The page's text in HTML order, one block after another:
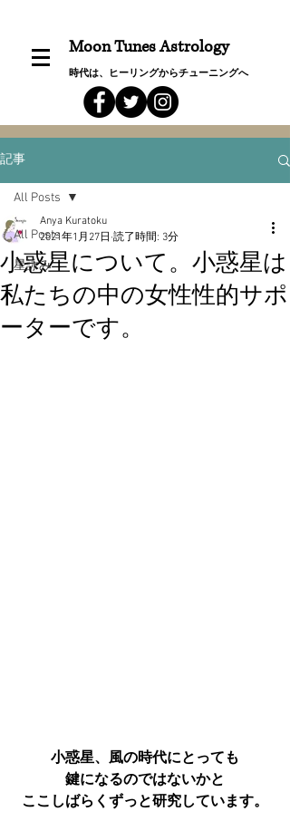
Moon Tunes Astrology
時代は、ヒーリングからチューニングへ
記事
All Posts
星詠み
All Posts
小惑星について。小惑星は
私たちの中の女性性的サポ
ーターです。
Anya Kuratoku
2021年1月27日 読了時間: 3分
小惑星、風の時代にとっても
鍵になるのではないかと
ここしばらくずっと研究しています。